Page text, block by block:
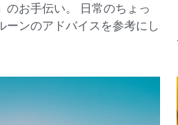
占い梓,月間無料占い
面に働きかけ、本来あるべき
それは「あなたが輝き、切
ーンのアドバイスを参考にし